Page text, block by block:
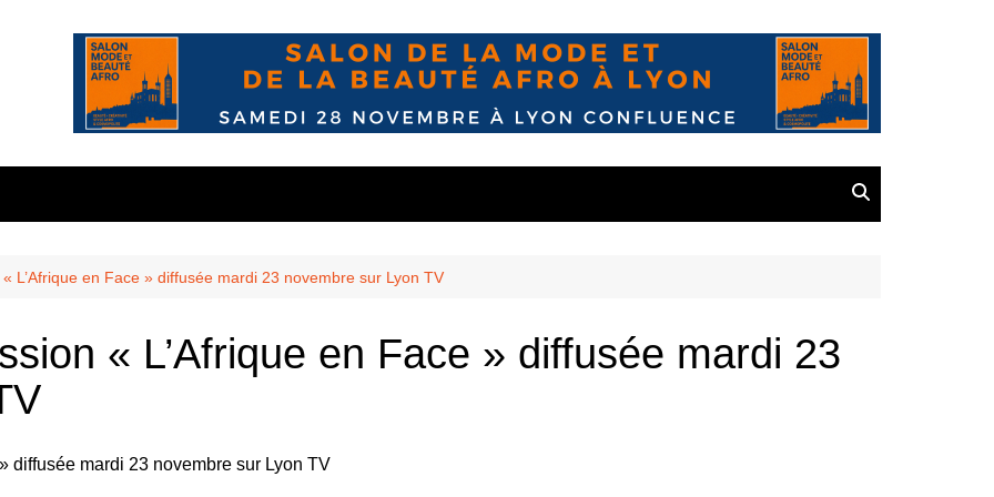
Balmont
La Doua
L’Afrique en Face » diffusée mardi 23 novembre sur Lyon TV
« L’Afrique en Face » diffusée mardi 23